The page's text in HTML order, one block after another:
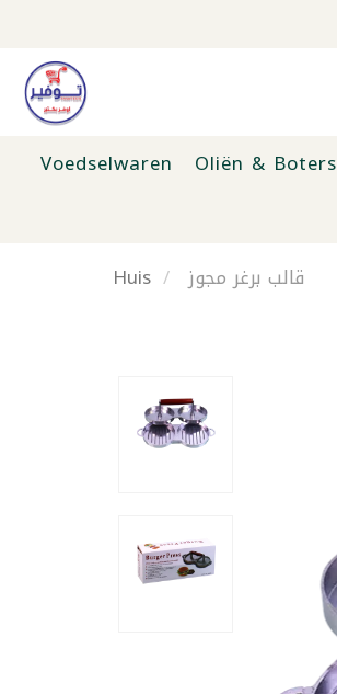
Voedselwaren Oliën & Boters
Huis
قالب برغر مجوز